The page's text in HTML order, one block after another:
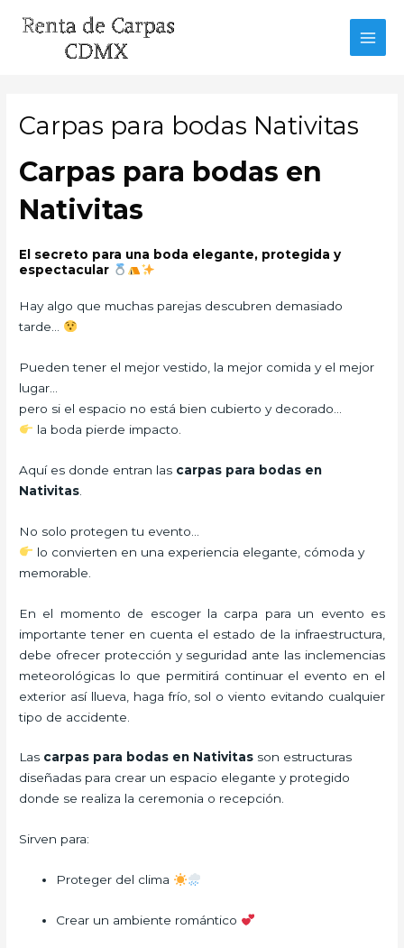
Carpas para bodas Nativitas
Carpas para bodas en
Nativitas
El secreto para una boda elegante, protegida y
espectacular
Hay algo que muchas parejas descubren demasiado
tarde…
Pueden tener el mejor vestido, la mejor comida y el mejor
lugar…
pero si el espacio no está bien cubierto y decorado…
la boda pierde impacto.
Aquí es donde entran las carpas para bodas en
Nativitas
No solo protegen tu evento…
lo convierten en una experiencia elegante, cómoda y
memorable.
En el momento de escoger la carpa para un evento es
importante tener en cuenta el estado de la infraestructura,
debe ofrecer protección y seguridad ante las inclemencias
meteorológicas lo que permitirá continuar el evento en el
exterior así llueva, haga frío, sol o viento evitando cualquier
tipo de accidente.
Las carpas para bodas en Nativitas son estructuras
diseñadas para crear un espacio elegante y protegido
donde se realiza la ceremonia o recepción.
Sirven para:
Proteger del clima
Crear un ambiente romántico